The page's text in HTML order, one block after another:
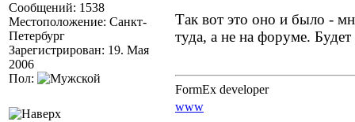
Сообщений: 1538
Местоположение: Санкт-
Петербург
Зарегистрирован: 19. Мая
2006
Пол:
Так вот это оно и было -
туда, а не на форуме.
FormEx developer
www